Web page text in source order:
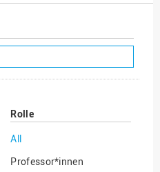
Rolle
All
Professor*innen